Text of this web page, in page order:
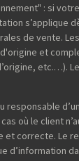
: si
s’applique
de vente.
et
etc.…).
responsable
où le client
correcte. Le
d’information